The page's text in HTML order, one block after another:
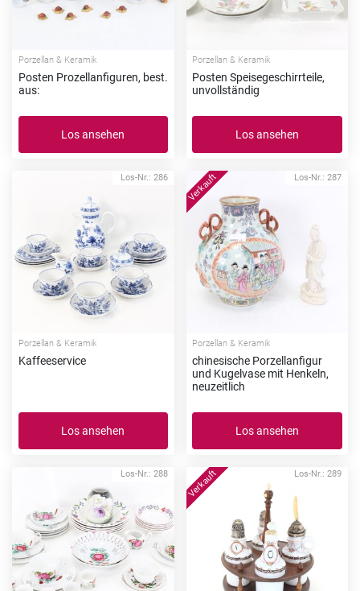
Porzellan & Keramik
Posten Prozellanfiguren, best.
aus:
Los ansehen
Porzellan & Keramik
Posten Speisegeschirrteile,
unvollständig
Los ansehen
Los-Nr.: 286
Porzellan & Keramik
Kaffeeservice
Los ansehen
Los-Nr.: 287
Porzellan & Keramik
chinesische Porzellanfigur
und Kugelvase mit Henkeln,
neuzeitlich
Los ansehen
Los-Nr.: 288 Los-Nr.: 289